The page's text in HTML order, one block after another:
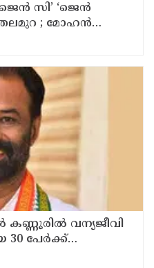
സി’ ‘ജെൻ
; മോഹൻ
വന്യജീവി
പേർക്ക്